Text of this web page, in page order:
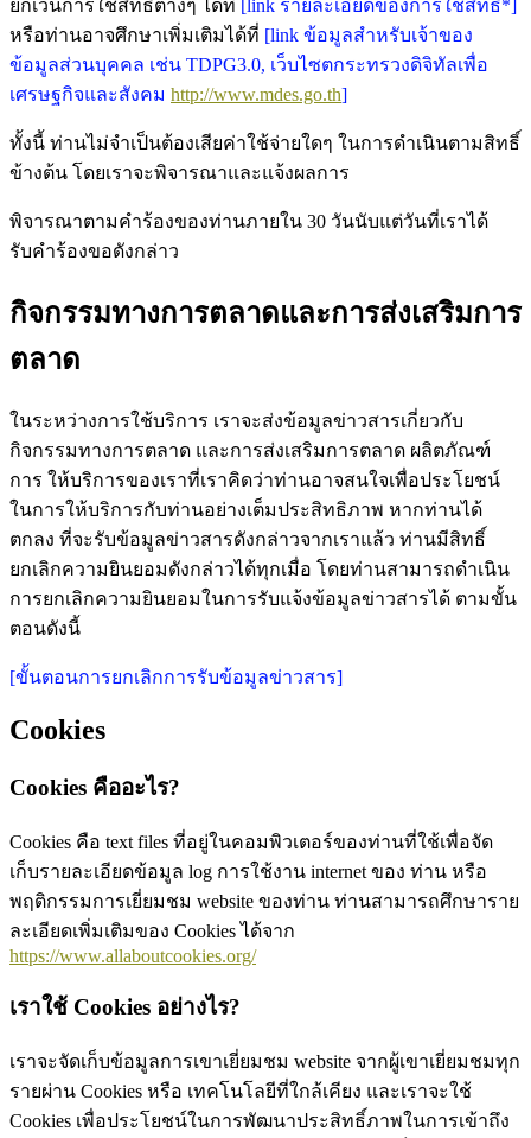
ยกเว้นการใช้สิทธิ์ต่างๆ ได้ที่
[link รายละเอียดของการใช้สิทธิ์*]
หรือท่านอาจศึกษาเพิ่มเติมได้ที่ [link ข้อมูลสำหรับเจ้าของ
ข้อมูลส่วนบุคคล เช่น TDPG3.0, เว็บไซตกระทรวงดิจิทัลเพื่อ
เศรษฐกิจและสังคม http://www.mdes.go.th]
ทั้งนี้ ท่านไม่จำเป็นต้องเสียค่าใช้จ่ายใดๆ ในการดำเนินตามสิทธิ์
ข้างต้น โดยเราจะพิจารณาและแจ้งผลการ
พิจารณาตามคำร้องของท่านภายใน 30 วันนับแต่วันที่เราได้
รับคำร้องขอดังกล่าว
กิจกรรมทางการตลาดและการส่งเสริมการ
ตลาด
ในระหว่างการใช้บริการ เราจะส่งข้อมูลข่าวสารเกี่ยวกับ
กิจกรรมทางการตลาด และการส่งเสริมการตลาด ผลิตภัณฑ์
การ ให้บริการของเราที่เราคิดว่าท่านอาจสนใจเพื่อประโยชน์
ในการให้บริการกับท่านอย่างเต็มประสิทธิภาพ หากท่านได้
ตกลง ที่จะรับข้อมูลข่าวสารดังกล่าวจากเราแล้ว ท่านมีสิทธิ์
ยกเลิกความยินยอมดังกล่าวได้ทุกเมื่อ โดยท่านสามารถดำเนิน
การยกเลิกความยินยอมในการรับแจ้งข้อมูลข่าวสารได้ ตามขั้น
ตอนดังนี้
[ขั้นตอนการยกเลิกการรับข้อมูลข่าวสาร]
Cookies
Cookies คืออะไร?
Cookies คือ text files ที่อยู่ในคอมพิวเตอร์ของท่านที่ใช้เพื่อจัด
เก็บรายละเอียดข้อมูล log การใช้งาน internet ของ ท่าน หรือ
พฤติกรรมการเยี่ยมชม website ของท่าน ท่านสามารถศึกษาราย
ละเอียดเพิ่มเติมของ Cookies ได้จาก
https://www.allaboutcookies.org/
เราใช้ Cookies อย่างไร?
เราจะจัดเก็บข้อมูลการเขาเยี่ยมชม website จากผู้เขาเยี่ยมชมทุก
รายผ่าน Cookies หรือ เทคโนโลยีที่ใกล้เคียง และเราจะใช้
Cookies เพื่อประโยชน์ในการพัฒนาประสิทธิ์ภาพในการเข้าถึง